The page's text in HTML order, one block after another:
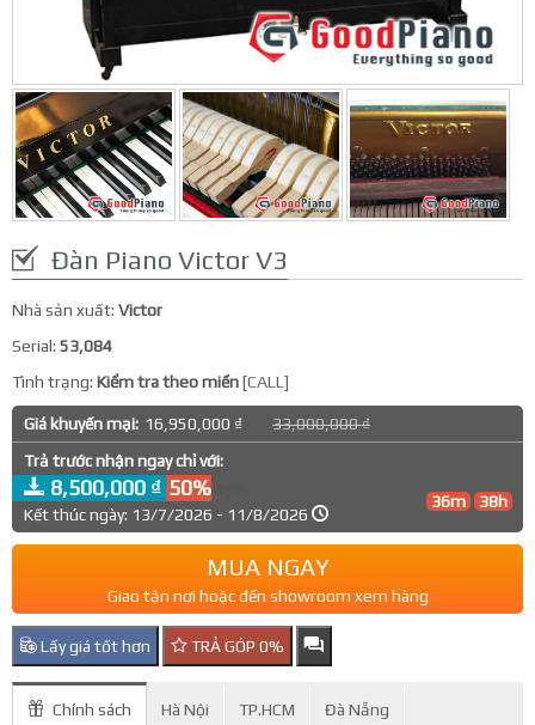
Đàn Piano Victor V3
Nhà sản xuất: Victor
Serial: 53,084
Tình trạng: Kiểm tra theo miền[CALL]
36m 38h
Giá khuyến mại: 16,950,000 ₫
33,000,000 ₫
Trả trước nhận ngay chỉ với:
8,500,000 ₫ 50%
Kết thúc ngày: 13/7/2026 - 11/8/2026
MUA NGAY
Giao tận nơi hoặc đến showroom xem hàng
Lấy giá tốt hơn TRẢ GÓP 0%
Chính sách Hà Nội TP.HCM Đà Nẵng